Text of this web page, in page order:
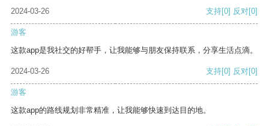
2024-03-26
支持[0] 反对[0]
游客
这款app是我社交的好帮手，让我能够与朋友保持联系，分享生活点滴。
2024-03-26 支持[0] 反对[0]
游客
这款app的路线规划非常精准，让我能够快速到达目的地。